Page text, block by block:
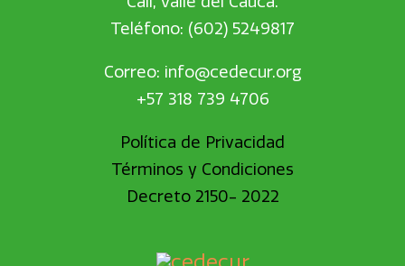
Teléfono: (602) 5249817
Correo: info@cedecur.org
+57 318 739 4706
Política de Privacidad
Términos y Condiciones
Decreto 2150- 2022